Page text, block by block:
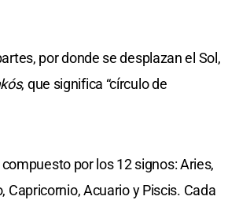
por donde se desplazan el Sol,
, que significa “círculo de
por los 12 signos: Aries,
Capricornio, Acuario y Piscis. Cada